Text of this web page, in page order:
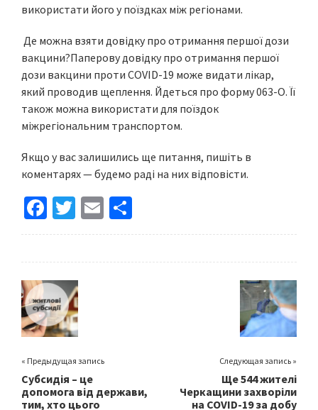
використати його у поїздках між регіонами.
Де можна взяти довідку про отримання першої дози
вакцини?Паперову довідку про отримання першої
дози вакцини проти COVID-19 може видати лікар,
який проводив щеплення. Йдеться про форму 063-О. Її
також можна використати для поїздок
міжрегіональним транспортом.
Якщо у вас залишились ще питання, пишіть в
коментарях — будемо раді на них відповісти.
Fa
ce
o
o
k
T
wi
er
E
m h
« Предыдущая запись
Субсидія – це
допомога від держави,
тим, хто цього
Следующая запись »
Ще 544 жителі
Черкащини захворіли
на COVID-19 за добу